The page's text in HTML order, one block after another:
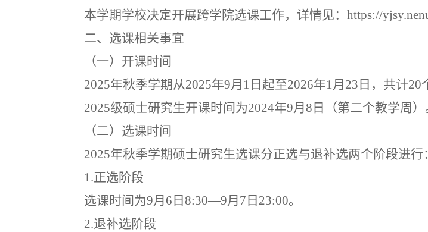
本学期学校决定开展跨学院选课工作， 详情见：https://
二、选课相关事宜
（一）开课时间
2025年秋季学期从2025年9月 1 日起至2026年1月 23 日，共计20
2025级硕士研究生开课时间为2024年9月 8 日（第二个教学周）
（二）选课时间
2025年秋季学期硕士研究生选课分正选与退补选两个阶段进行：
1.正选阶段
选课时间为9月 6 日 8:30—9月 7 日 23:00。
2.退补选阶段